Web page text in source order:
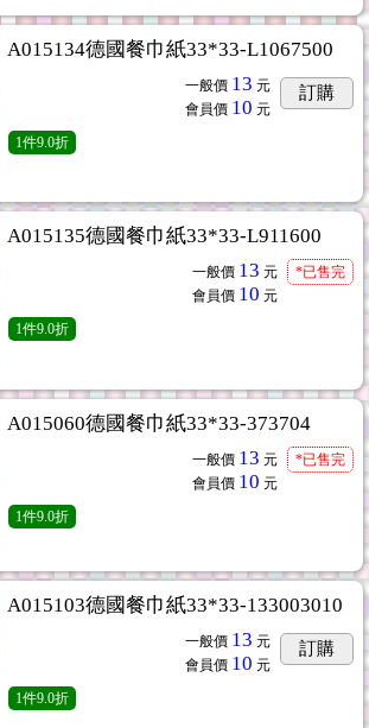
A015134德國餐巾紙33*33-L1067500
一般價 13 元
會員價 10 元
訂購
1件9.0折
A015135德國餐巾紙33*33-L911600
一般價 13 元
會員價 10 元
*已售完
1件9.0折
A015060德國餐巾紙33*33-373704
一般價 13 元
會員價 10 元
*已售完
1件9.0折
A015103德國餐巾紙33*33-133003010
一般價 13 元
會員價 10 元
訂購
1件9.0折